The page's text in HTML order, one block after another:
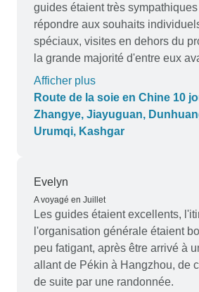
guides étaient très
répondre aux souhaits
spéciaux, visites en dehors du
la grande majorité d'entre eux
une très bonne connaissance de
l'histoire locales. Les transports
corrects, la nourriture était
hébergements aussi. Un très
demandes individuelles.
Afficher plus
Route de la soie en Chine 10
Zhangye, Jiayuguan,
Urumqi, Kashgar
Evelyn
A voyagé en Juillet
Les guides étaient excellents,
l'organisation générale étaient
peu fatigant, après être arrivé à
allant de Pékin à Hangzhou, de
de suite par une randonnée.